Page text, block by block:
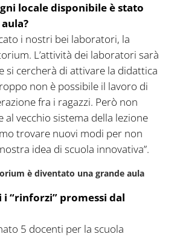
locale disponibile è stato
i nostri bei laboratori, la
L’attività dei laboratori sarà
si cercherà di attivare la didattica
non è possibile il lavoro di
fra i ragazzi. Però non
vecchio sistema della lezione
trovare nuovi modi per non
idea di scuola innovativa”.
è diventato una grande aula
“rinforzi” promessi dal
5 docenti per la scuola